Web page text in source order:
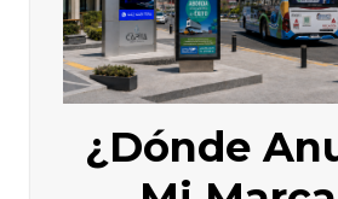
¿Dónde